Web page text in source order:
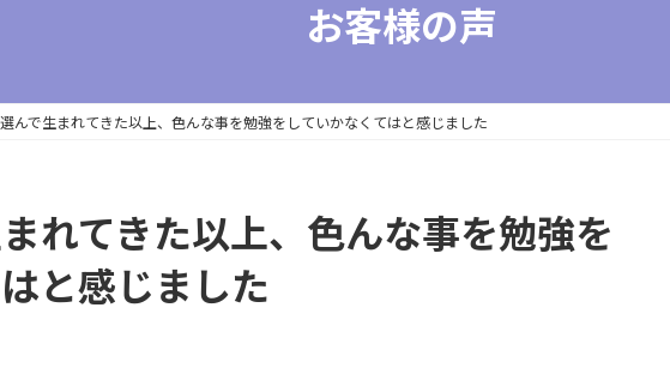
お客様の声
んで生まれてきた以上、色んな事を勉強をしていかなくてはと感じました
れてきた以上、色んな事を勉強を
と感じました